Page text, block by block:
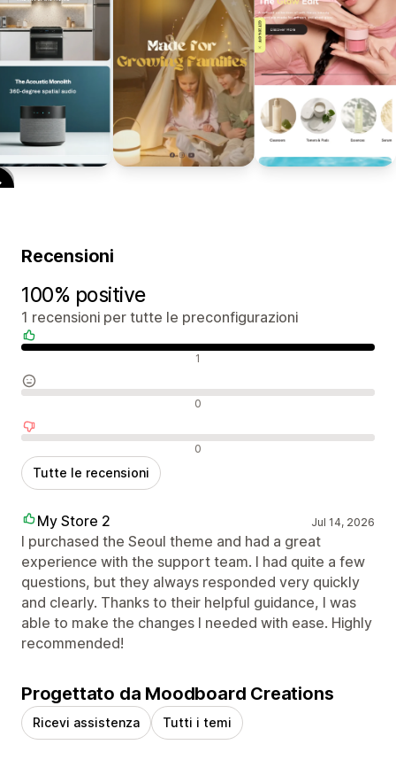
Recensioni
100% positive
1 recensioni per tutte le preconfigurazioni
1
0
0
Tutte le recensioni
My Store 2 Jul 14, 2026
I purchased the Seoul theme and had a great
experience with the support team. I had quite a few
questions, but they always responded very quickly
and clearly. Thanks to their helpful guidance, I was
able to make the changes I needed with ease. Highly
recommended!
Progettato da Moodboard Creations
Ricevi assistenza Tutti i temi